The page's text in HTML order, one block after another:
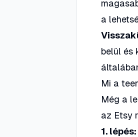
a
belül és
Mi a
Még a
az Etsy
1.